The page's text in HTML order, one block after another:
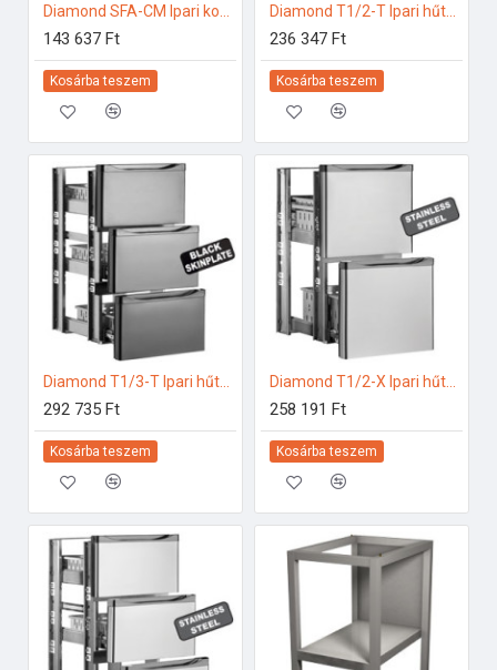
143 637 Ft
Kosárba teszem
Diamond T1/2-T Ipari hűtő kiegészítők
236 347 Ft
Kosárba teszem
292 735 Ft
Kosárba teszem
Diamond T1/2-X Ipari hűtő kiegészítők
258 191 Ft
Kosárba teszem